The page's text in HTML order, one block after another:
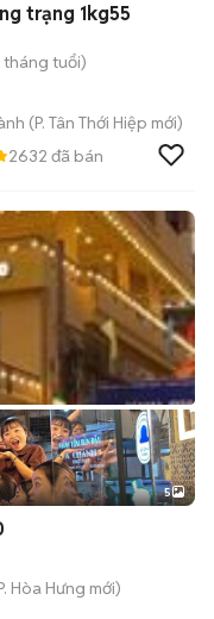
trạng 1kg55
tháng tuổi)
(P. Tân Thới Hiệp mới)
2632 đã bán
5
Hòa Hưng mới)